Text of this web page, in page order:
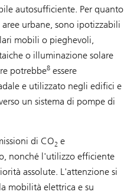
autosufficiente. Per quanto
urbane, sono ipotizzabili
mobili o pieghevoli,
o illuminazione solare
potrebbe8 essere
e utilizzato negli edifici e
un sistema di pompe di
di CO2 e
nonché l'utilizzo efficiente
assolute. L'attenzione si
mobilità elettrica e su